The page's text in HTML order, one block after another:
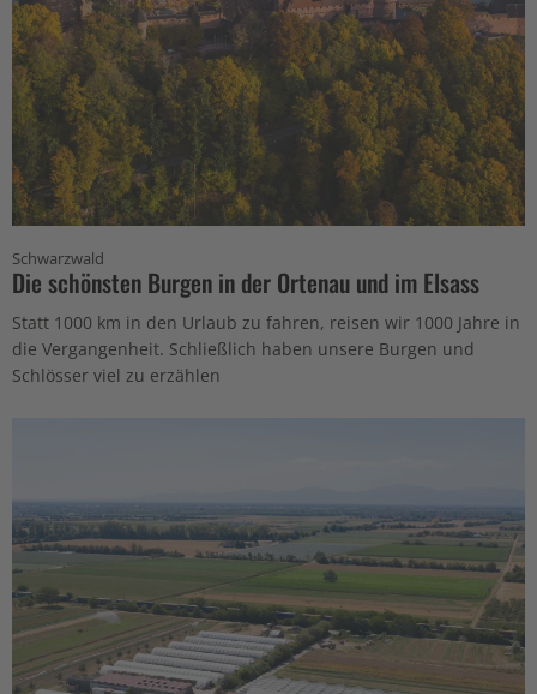
Schwarzwald
Die schönsten Burgen in der Ortenau und im Elsass
Statt 1000 km in den Urlaub zu fahren, reisen wir 1000 Jahre in
die Vergangenheit. Schließlich haben unsere Burgen und
Schlösser viel zu erzählen